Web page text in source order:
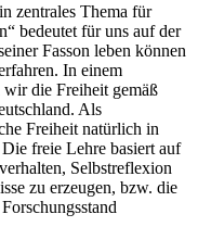
zentrales Thema für
bedeutet für uns auf der
Fasson leben können
In einem
wir die Freiheit gemäß
Als
Freiheit natürlich in
freie Lehre basiert auf
Selbstreflexion
zu erzeugen, bzw. die